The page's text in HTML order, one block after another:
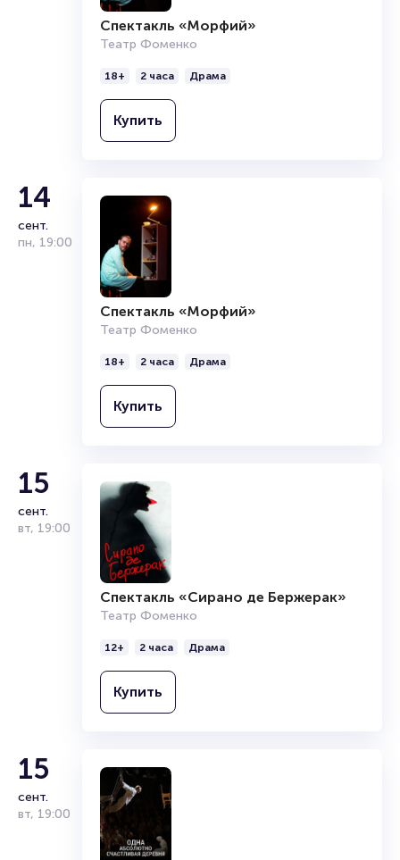
Спектакль «Морфий»
Театр Фоменко
18+ 2 часа Драма
Купить
14
сент.
пн, 19:00
Спектакль «Морфий»
Театр Фоменко
18+ 2 часа Драма
Купить
15
сент.
вт, 19:00
Спектакль «Сирано де Бержерак»
Театр Фоменко
12+ 2 часа Драма
Купить
15
сент.
вт, 19:00